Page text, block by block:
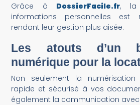
Grâce à DossierFacile.fr, la
informations personnelles est
rendant leur gestion plus aisée.
Les atouts d’un
numérique pour la
Non seulement la
rapide et sécurisé à vos
également la communication avec